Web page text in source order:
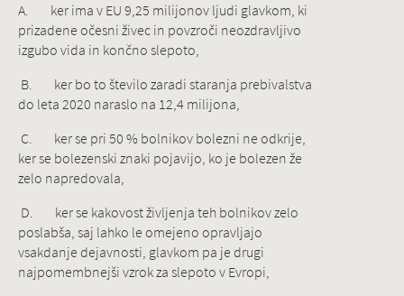
A. ker ima v EU 9,25 milijonov ljudi glavkom, ki
prizadene očesni živec in povzroči neozdravljivo
izgubo vida in končno slepoto,
B. ker bo to število zaradi staranja prebivalstva
do leta 2020 naraslo na 12,4 milijona,
C. ker se pri 50 % bolnikov bolezni ne odkrije,
ker se bolezenski znaki pojavijo, ko je bolezen že
zelo napredovala,
D. ker se kakovost življenja teh bolnikov zelo
poslabša, saj lahko le omejeno opravljajo
vsakdanje dejavnosti, glavkom pa je drugi
najpomembnejši vzrok za slepoto v Evropi,